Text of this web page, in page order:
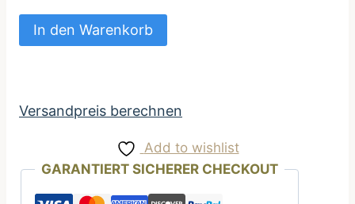
Kotbeuteltasche
praktisch
mit
Menge
In den Warenkorb
Versandpreis berechnen
Add to wishlist
GARANTIERT SICHERER CHECKOUT